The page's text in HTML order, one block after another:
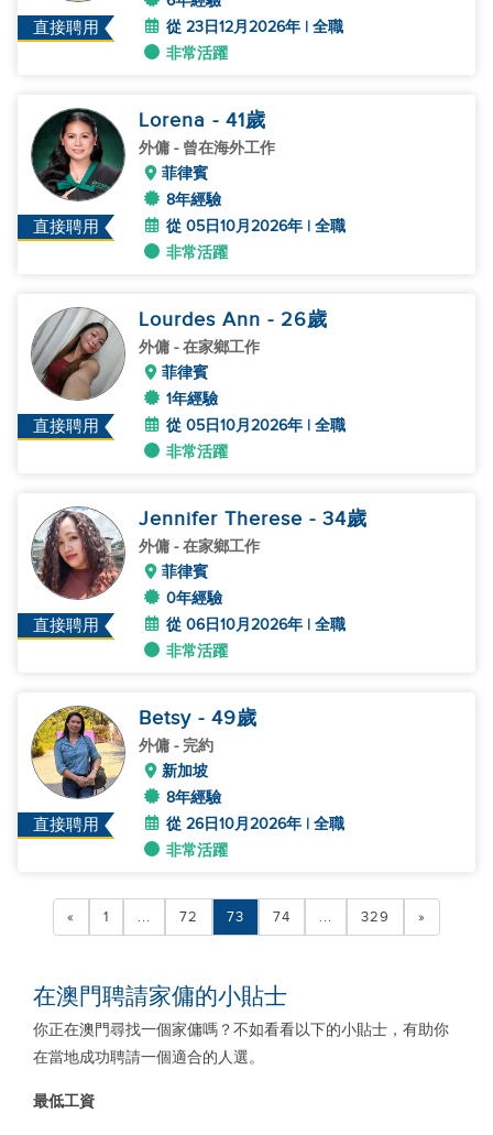
直接聘用
從 23日12月2026年 | 全職
非常活躍
直接聘用
Lorena - 41歲
外傭 - 曾在海外工作
菲律賓
8年經驗
從 05日10月2026年 | 全職
非常活躍
直接聘用
Lourdes Ann - 26歲
外傭 - 在家鄉工作
菲律賓
1年經驗
從 05日10月2026年 | 全職
非常活躍
直接聘用
Jennifer Therese - 34歲
外傭 - 在家鄉工作
菲律賓
0年經驗
從 06日10月2026年 | 全職
非常活躍
直接聘用
Betsy - 49歲
外傭 - 完約
新加坡
8年經驗
從 26日10月2026年 | 全職
非常活躍
« 1 ... 72 73 74 ... 329 »
在澳門聘請家傭的小貼士
你正在澳門尋找一個家傭嗎？不如看看以下的小貼士，有助你
在當地成功聘請一個適合的人選。
最低工資